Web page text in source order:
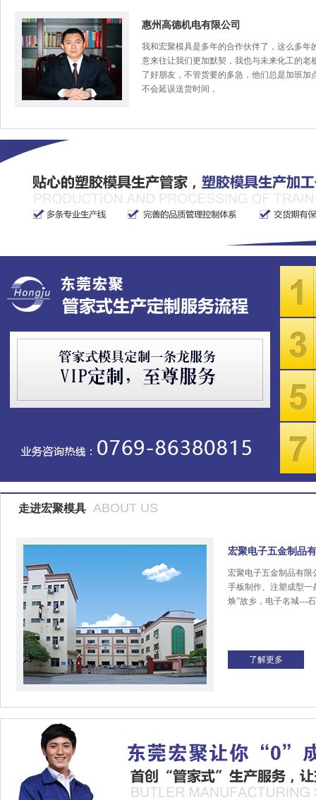
惠州高德机电有限公司
我和宏聚模具是多年的合作伙伴了，这么多年
意来往让我们更加默契，我也与未来化工的老
了好朋友，不管货要的多急，他们总是加班加
不会延误送货时间，
走进宏聚模具 ABOUT US
宏聚电子五金制品
宏聚电子五金制品有限
手板制作、注塑成型一
焕”故乡，电子名城---
了解更多